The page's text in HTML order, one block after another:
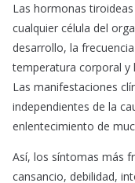
Las hormonas
cualquier célula del
desarrollo, la
temperatura corporal y
Las manifestaciones
independientes de la
enlentecimiento de
Así, los síntomas más
cansancio, debilidad,